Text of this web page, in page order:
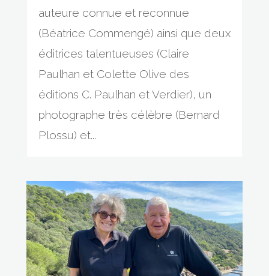
auteure connue et reconnue
(Béatrice Commengé) ainsi que deux
éditrices talentueuses (Claire
Paulhan et Colette Olive des
éditions C. Paulhan et Verdier), un
photographe très célèbre (Bernard
Plossu) et...